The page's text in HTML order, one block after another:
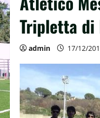
Tripletta di
admin 17/12/